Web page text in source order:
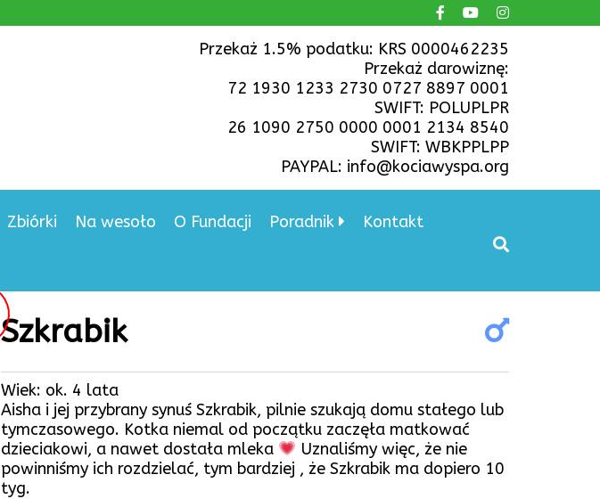
Przekaż 1.5% podatku: KRS 0000462235
Przekaż darowiznę:
72 1930 1233 2730 0727 8897 0001
SWIFT: POLUPLPR
26 1090 2750 0000 0001 2134 8540
SWIFT: WBKPPLPP
PAYPAL: info@kociawyspa.org
Zbiórki Na wesoło O Fundacji Poradnik Kontakt
Szkrabik
Wiek: ok. 4 lata
Aisha i jej przybrany synuś Szkrabik, pilnie szukają domu stałego lub
tymczasowego. Kotka niemal od początku zaczęła matkować
dzieciakowi, a nawet dostała mleka
Uznaliśmy więc, że nie
powinniśmy ich rozdzielać, tym bardziej , że Szkrabik ma dopiero 10
tyg.